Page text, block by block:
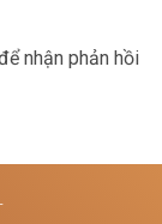
nhận phản hồi